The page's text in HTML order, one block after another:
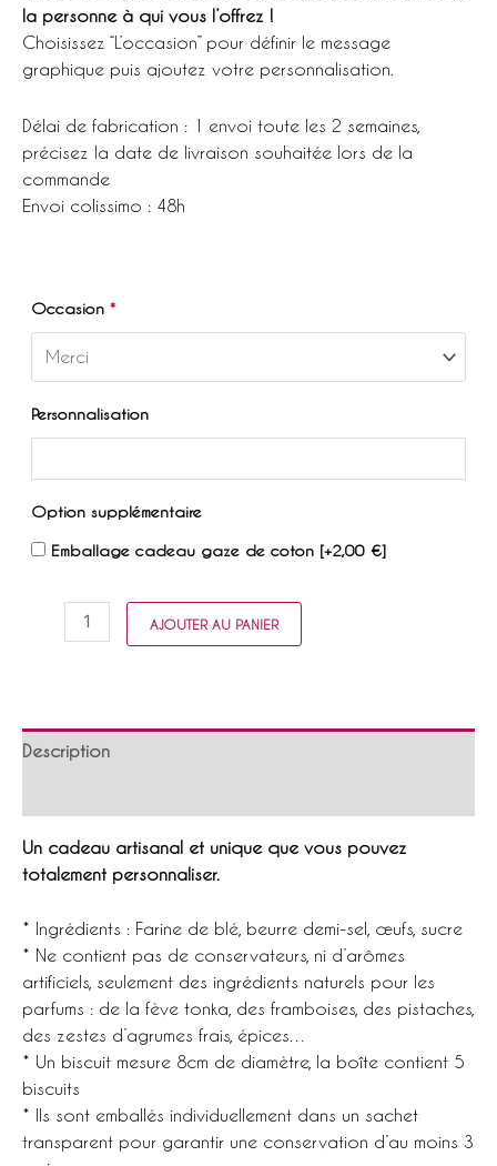
la personne à qui vous l’offrez !
Choisissez “L’occasion” pour définir le message
graphique puis ajoutez votre personnalisation.
Délai de fabrication : 1 envoi toute les 2 semaines,
précisez la date de livraison souhaitée lors de la
commande
Envoi colissimo : 48h
Occasion *
Personnalisation
Option supplémentaire
Emballage cadeau gaze de coton [+2,00 €]
quantité
et
AJOUTER AU PANIER
Description
Un cadeau artisanal et unique que vous pouvez
totalement personnaliser.
* Ingrédients : Farine de blé, beurre demi-sel, œufs, sucre
* Ne contient pas de conservateurs, ni d’arômes
artificiels, seulement des ingrédients naturels pour les
parfums : de la fève tonka, des framboises, des pistaches,
des zestes d’agrumes frais, épices…
* Un biscuit mesure 8cm de diamètre, la boîte contient 5
biscuits
* Ils sont emballés individuellement dans un sachet
transparent pour garantir une conservation d’au moins 3